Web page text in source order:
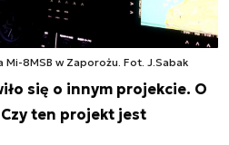
8MSB w Zaporożu. Fot. J.Sabak
się o innym projekcie. O
ten projekt jest